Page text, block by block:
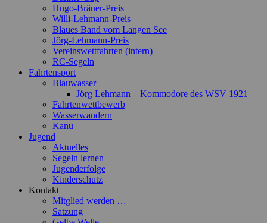
Hugo-Bräuer-Preis
Willi-Lehmann-Preis
Blaues Band vom Langen See
Jörg-Lehmann-Preis
Vereinswettfahrten (intern)
RC-Segeln
Fahrtensport
Blauwasser
Jörg Lehmann – Kommodore des WSV 1921
Fahrtenwettbewerb
Wasserwandern
Kanu
Jugend
Aktuelles
Segeln lernen
Jugenderfolge
Kinderschutz
Kontakt
Mitglied werden …
Satzung